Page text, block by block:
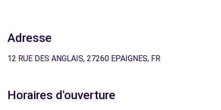
Adresse
12 RUE DES ANGLAIS, 27260 EPAIGNES, FR
Horaires d'ouverture